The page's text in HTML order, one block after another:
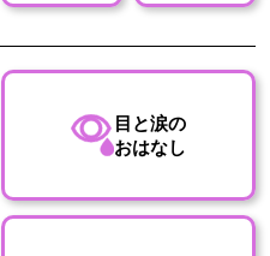
目と涙の
おはなし